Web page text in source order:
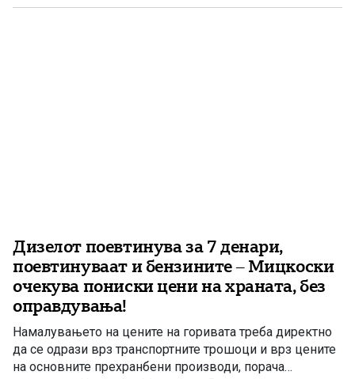
полувистини и евтин политички страв. Само што, и
Дизелот поевтинува за 7 денари,
поевтинуваат и бензините – Мицкоски
очекува пониски цени на храната, без
оправдувања!
Намалувањето на цените на горивата треба директно
да се одрази врз транспортните трошоци и врз цените
на основните прехранбени производи, порача